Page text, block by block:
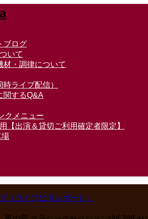
ブログ
いて
材・調律について
ライブ配信）
関するQ&A
クメニュー
【出演＆貸切ご利用確定者限定】
場
（ライブ公演レポート）